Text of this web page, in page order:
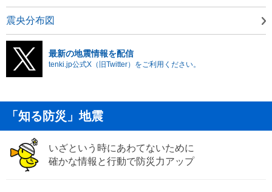
震央分布図
最新の地震情報を配信
tenki.jp公式X（旧Twitter）をご利用ください。
「知る防災」地震
いざという時にあわてないために
確かな情報と行動で防災力アップ